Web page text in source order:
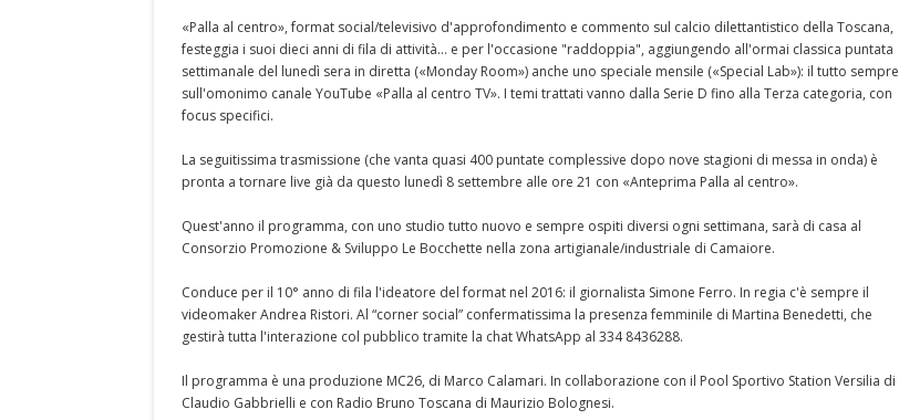
«Palla al centro», format social/televisivo d'approfondimento e commento sul calcio dilettantistico della Toscana,
festeggia i suoi dieci anni di fila di attività... e per l'occasione "raddoppia", aggiungendo all'ormai classica puntata
settimanale del lunedì sera in diretta («Monday Room») anche uno speciale mensile («Special Lab»): il tutto sempre
sull'omonimo canale YouTube «Palla al centro TV». I temi trattati vanno dalla Serie D fino alla Terza categoria, con
focus specifici.
La seguitissima trasmissione (che vanta quasi 400 puntate complessive dopo nove stagioni di messa in onda) è
pronta a tornare live già da questo lunedì 8 settembre alle ore 21 con «Anteprima Palla al centro».
Quest'anno il programma, con uno studio tutto nuovo e sempre ospiti diversi ogni settimana, sarà di casa al
Consorzio Promozione & Sviluppo Le Bocchette nella zona artigianale/industriale di Camaiore.
Conduce per il 10° anno di fila l'ideatore del format nel 2016: il giornalista Simone Ferro. In regia c'è sempre il
videomaker Andrea Ristori. Al “corner social” confermatissima la presenza femminile di Martina Benedetti, che
gestirà tutta l'interazione col pubblico tramite la chat WhatsApp al 334 8436288.
Il programma è una produzione MC26, di Marco Calamari. In collaborazione con il Pool Sportivo Station Versilia di
Claudio Gabbrielli e con Radio Bruno Toscana di Maurizio Bolognesi.